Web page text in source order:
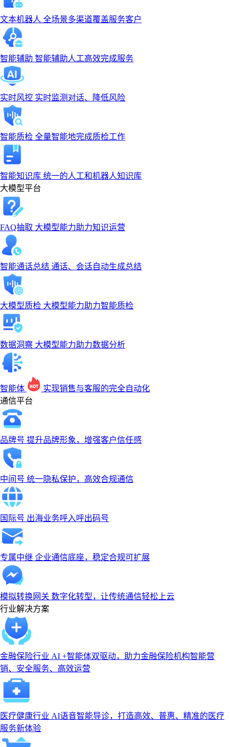
文本机器人 全场景多渠道覆盖服务客户
智能辅助 智能辅助人工高效完成服务
实时风控 实时监测对话、降低风险
智能质检 全量智能地完成质检工作
智能知识库 统一的人工和机器人知识库
大模型平台
FAQ抽取 大模型能力助力知识运营
智能通话总结 通话、会话自动生成总结
大模型质检 大模型能力助力智能质检
数据洞察 大模型能力助力数据分析
智能体
实现销售与客服的完全自动化
通信平台
品牌号 提升品牌形象，增强客户信任感
中间号 统一隐私保护，高效合规通信
国际号 出海业务呼入呼出码号
专属中继 企业通信底座，稳定合规可扩展
模拟转换网关 数字化转型，让传统通信轻松上云
行业解决方案
金融保险行业 AI +智能体双驱动，助力金融保险机构智能营
销、安全服务、高效运营
医疗健康行业 AI语音智能导诊，打造高效、普惠、精准的医疗
服务新体验